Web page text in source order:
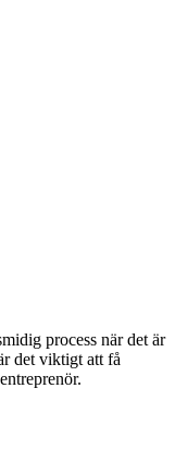
process när det är
det viktigt att få